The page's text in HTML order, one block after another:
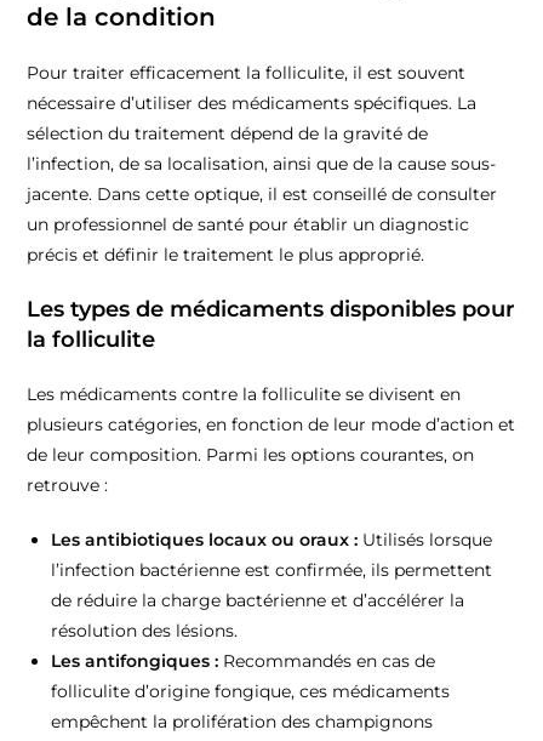
de la condition
Pour traiter efficacement la folliculite, il est souvent
nécessaire d’utiliser des médicaments spécifiques. La
sélection du traitement dépend de la gravité de
l’infection, de sa localisation, ainsi que de la cause sous-
jacente. Dans cette optique, il est conseillé de consulter
un professionnel de santé pour établir un diagnostic
précis et définir le traitement le plus approprié.
Les types de médicaments disponibles pour
la folliculite
Les médicaments contre la folliculite se divisent en
plusieurs catégories, en fonction de leur mode d’action et
de leur composition. Parmi les options courantes, on
retrouve :
Les antibiotiques locaux ou oraux : Utilisés lorsque
l’infection bactérienne est confirmée, ils permettent
de réduire la charge bactérienne et d’accélérer la
résolution des lésions.
Les antifongiques : Recommandés en cas de
folliculite d’origine fongique, ces médicaments
empêchent la prolifération des champignons